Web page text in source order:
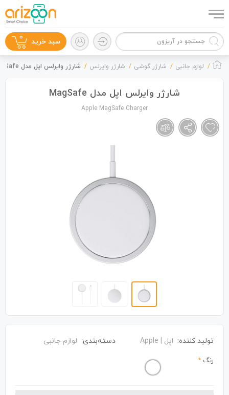
سبد خرید 0
لوازم جانبی شارژر گوشی شارژر وایرلس شارژر وایرلس اپل مدل MagSafe
شارژر وایرلس اپل مدل MagSafe
Apple MagSafe Charger
تولید کننده: اپل | Apple دسته‌بندی: لوازم جانبی
رنگ *